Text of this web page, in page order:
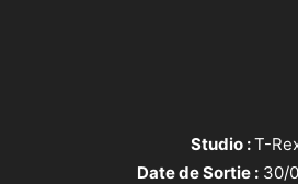
Studio :T-
Date de Sortie :30/